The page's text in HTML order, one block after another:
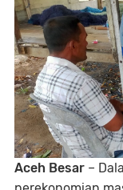
Aceh Besar –